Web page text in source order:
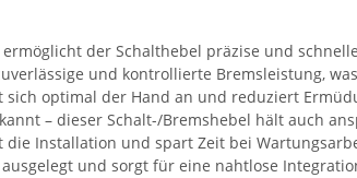
der Schalthebel präzise und
und kontrollierte Bremsleistung,
sich optimal der Hand an und reduziert
– dieser Schalt-/Bremshebel hält auch
Installation und spart Zeit bei
und sorgt für eine nahtlose